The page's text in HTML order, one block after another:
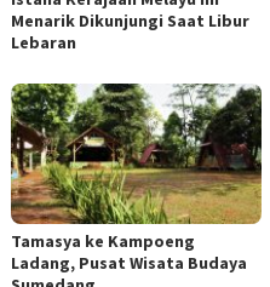
Menarik Dikunjungi Saat Libur
Lebaran
Tamasya ke Kampoeng
Ladang, Pusat Wisata Budaya